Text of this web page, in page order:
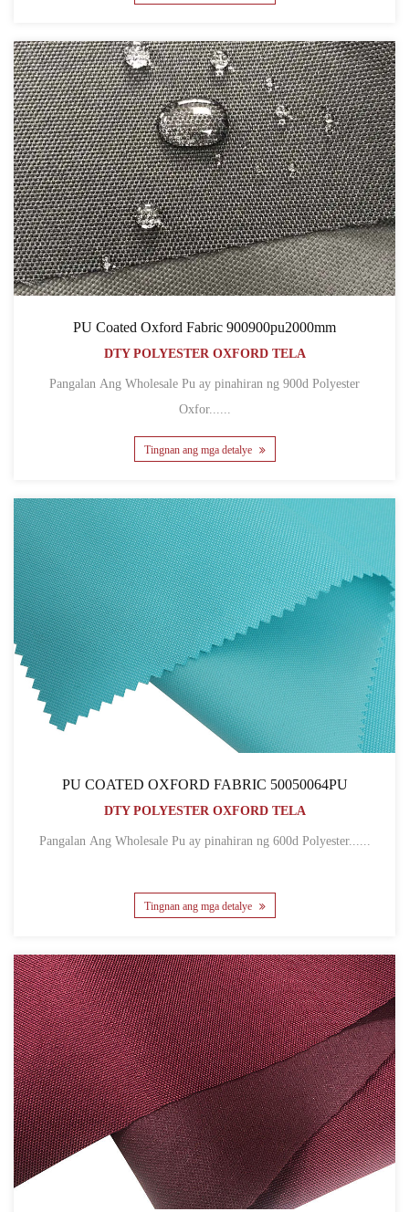
PU Coated Oxford Fabric 900900pu2000mm
DTY POLYESTER OXFORD TELA
Pangalan Ang Wholesale Pu ay pinahiran ng 900d Polyester
Oxfor......
Tingnan ang mga detalye
PU COATED OXFORD FABRIC 50050064PU
DTY POLYESTER OXFORD TELA
Pangalan Ang Wholesale Pu ay pinahiran ng 600d Polyester......
Tingnan ang mga detalye